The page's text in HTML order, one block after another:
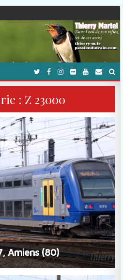
: Z 23000
Amiens (80)